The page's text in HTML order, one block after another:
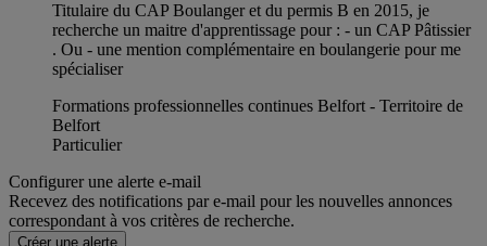
Titulaire du CAP Boulanger et du permis B en 2015, je
recherche un maitre d'apprentissage pour : - un CAP Pâtissier
. Ou - une mention complémentaire en boulangerie pour me
spécialiser
Formations professionnelles continues Belfort - Territoire de
Belfort
Particulier
Configurer une alerte e-mail
Recevez des notifications par e-mail pour les nouvelles annonces
correspondant à vos critères de recherche.
Créer une alerte